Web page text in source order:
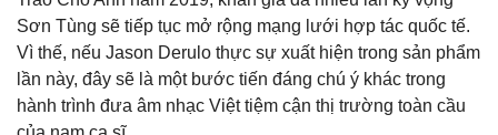
Sơn Tùng sẽ tiếp tục mở rộng mạng lưới hợp tác quốc tế.
Vì thế, nếu Jason Derulo thực sự xuất hiện trong sản phẩm
lần này, đây sẽ là một bước tiến đáng chú ý khác trong
hành trình đưa âm nhạc Việt tiệm cận thị trường toàn cầu